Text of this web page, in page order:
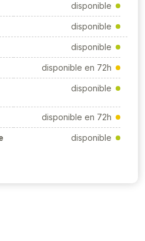
disponible
disponible
disponible
disponible en 72h
disponible
disponible en 72h
disponible